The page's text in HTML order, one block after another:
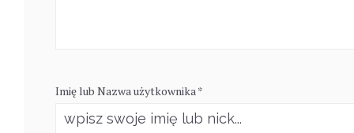
Imię lub Nazwa użytkownika *